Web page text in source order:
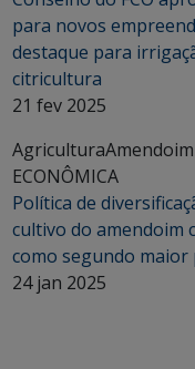
para novos
destaque para
citricultura
21 fev 2025
AgriculturaAmendoim
ECONÔMICA
Política de
cultivo do amendoim
como segundo
24 jan 2025